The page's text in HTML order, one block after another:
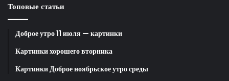
HTML-код для вставки на сайт и блог:
BB-код для вставки на форум:
Топовые статьи
Доброе утро 11 июля — картинки
Картинки хорошего вторника
Картинки Доброе ноябрьское утро среды